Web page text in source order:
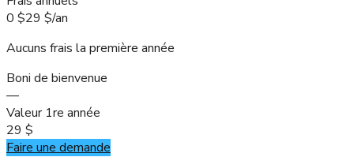
0 $29 $/an
Aucuns frais la première année
Boni de bienvenue
—
Valeur 1re année
29 $
Faire une demande